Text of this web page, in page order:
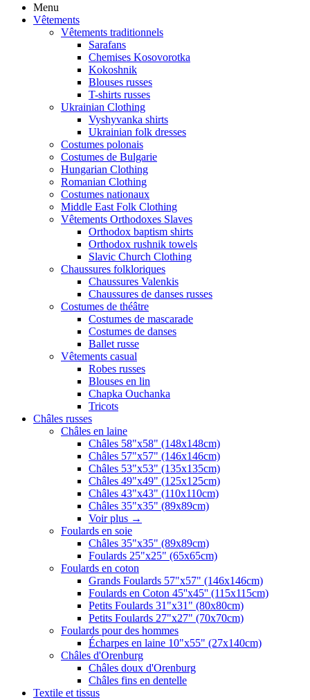
Menu
Vêtements
Vêtements traditionnels
Sarafans
Chemises Kosovorotka
Kokoshnik
Blouses russes
T-shirts russes
Ukrainian Clothing
Vyshyvanka shirts
Ukrainian folk dresses
Costumes polonais
Costumes de Bulgarie
Hungarian Clothing
Romanian Clothing
Costumes nationaux
Middle East Folk Clothing
Vêtements Orthodoxes Slaves
Orthodox baptism shirts
Orthodox rushnik towels
Slavic Church Clothing
Chaussures folkloriques
Chaussures Valenkis
Chaussures de danses russes
Costumes de théâtre
Costumes de mascarade
Costumes de danses
Ballet russe
Vêtements casual
Robes russes
Blouses en lin
Chapka Ouchanka
Tricots
Châles russes
Châles en laine
Châles 58"x58" (148x148cm)
Châles 57"x57" (146x146cm)
Châles 53"x53" (135x135cm)
Châles 49"x49" (125x125cm)
Châles 43"x43" (110x110cm)
Châles 35"x35" (89x89cm)
Voir plus →
Foulards en soie
Châles 35"x35" (89x89cm)
Foulards 25"x25" (65x65cm)
Foulards en coton
Grands Foulards 57"x57" (146x146cm)
Foulards en Coton 45''x45'' (115x115cm)
Petits Foulards 31"x31" (80x80cm)
Petits Foulards 27"x27" (70x70cm)
Foulards pour des hommes
Écharpes en laine 10"x55" (27x140cm)
Châles d'Orenburg
Châles doux d'Orenburg
Châles fins en dentelle
Textile et tissus